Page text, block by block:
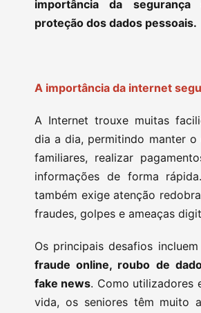
importância da
proteção dos dados pessoais.
A importância da internet
A Internet trouxe muitas
dia a dia, permitindo manter
familiares, realizar
informações de forma
também exige atenção
fraudes, golpes e ameaças
Os principais desafios incluem
fraude online, roubo de
fake news. Como utilizadores
vida, os seniores têm muito